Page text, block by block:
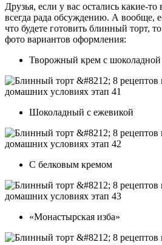
Друзья, если у вас остались какие-
всегда рада обсуждению. А вообще,
что будете готовить блинный торт,
фото вариантов оформления:
Творожный крем с шоколадной
Шоколадный с ежевикой
С белковым кремом
«Монастырская изба»